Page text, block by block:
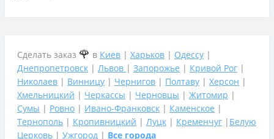
Сделать заказ 🌹 в Киев | Харьков | Одессу |
Днепропетровск | Львов | Запорожье | Кривой Рог |
Николаев | Винницу | Чернигов | Полтаву | Херсон |
Хмельницкий | Черкассы | Черновцы | Житомир |
Сумы | Ровно | Ивано-Франковск | Каменское |
Тернополь | Кропивницкий | Луцк | Кременчуг | Белую
Церковь | Ужгород | Все города